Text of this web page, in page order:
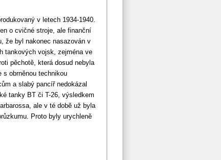
v letech 1934-1940.
o cvičné stroje, ale finanční
že byl nakonec nasazován v
tankových vojsk, zejména ve
pěchotě, která dosud nebyla
obrněnou technikou
a slabý pancíř nedokázal
tanky BT či T-26, výsledkem
ale v té době už byla
Proto byly urychleně